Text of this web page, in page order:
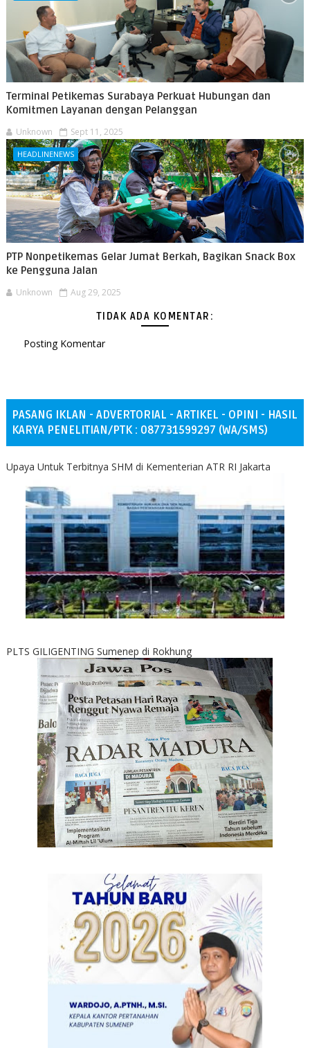
Terminal Petikemas Surabaya Perkuat Hubungan dan
Komitmen Layanan dengan Pelanggan
Unknown Sept 11, 2025
HEADLINENEWS
PTP Nonpetikemas Gelar Jumat Berkah, Bagikan Snack Box
ke Pengguna Jalan
Unknown Aug 29, 2025
TIDAK ADA KOMENTAR:
Posting Komentar
PASANG IKLAN - ADVERTORIAL - ARTIKEL - OPINI - HASIL
KARYA PENELITIAN/PTK : 087731599297 (WA/SMS)
Upaya Untuk Terbitnya SHM di Kementerian ATR RI Jakarta
PLTS GILIGENTING Sumenep di Rokhung